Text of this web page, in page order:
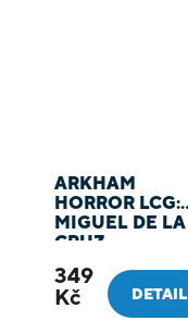
ARKHAM
HORROR LCG:
MIGUEL DE LA
CRUZ
DECK
349
Kč
DETAIL